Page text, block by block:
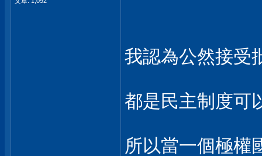
我認為公然接受
都是民主制度可
所以當一個極權